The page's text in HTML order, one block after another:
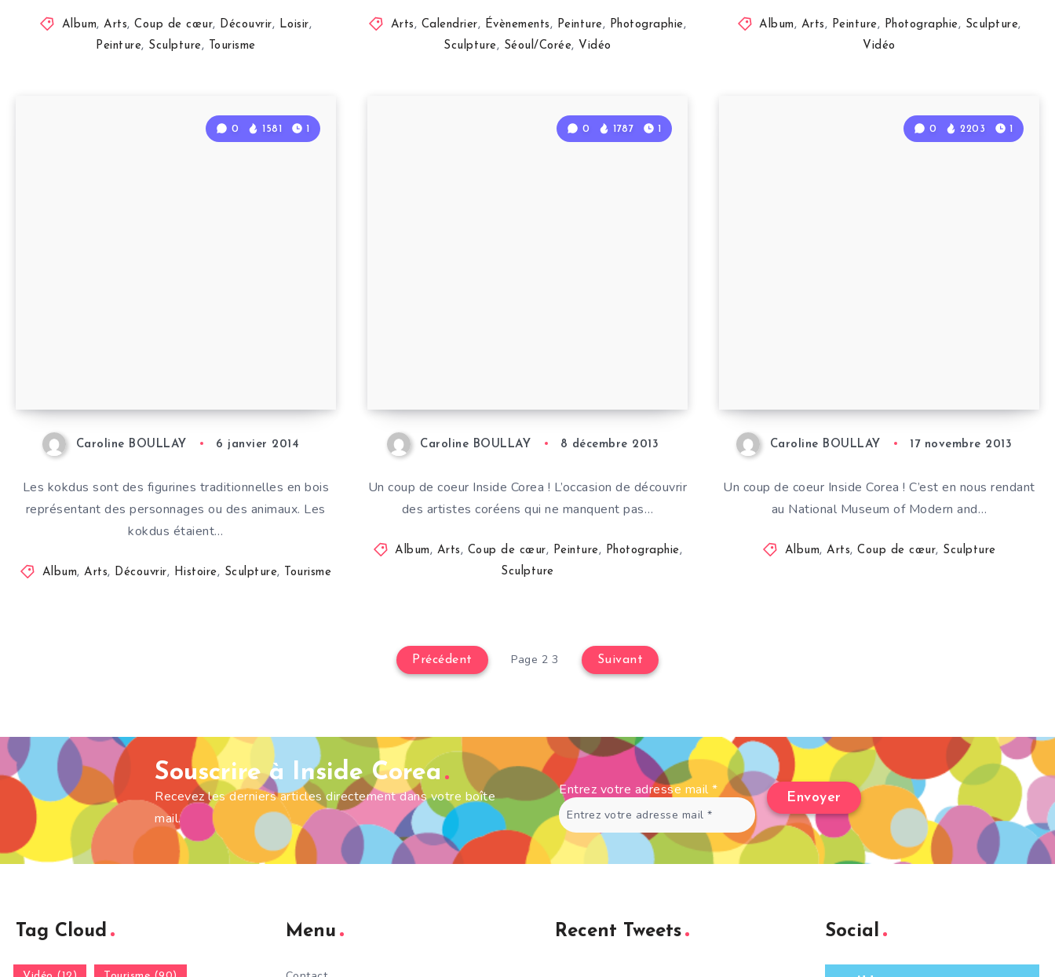
Album,Arts,Coup de cœur, Découvrir, Loisir,
Peinture, Sculpture, Tourisme
Arts , Calendrier, Évènements , Peinture, Photographie,
Sculpture, Séoul/Corée, Vidéo
Album , Arts , Peinture, Photographie, Sculpture,
Vidéo
0 1581 1
Caroline BOULLAY 6 janvier 2014
Les kokdus sont des figurines traditionnelles en bois
représentant des personnages ou des animaux. Les
kokdus étaient…
Album,Arts, Découvrir, Histoire, Sculpture, Tourisme
0 1787 1
Caroline BOULLAY 8 décembre 2013
Un coup de coeur Inside Corea ! L’occasion de découvrir
des artistes coréens qui ne manquent pas…
Album , Arts , Coup de cœur, Peinture, Photographie,
Sculpture
0 2203 1
Caroline BOULLAY 17 novembre 2013
Un coup de coeur Inside Corea ! C’est en nous rendant
au National Museum of Modern and…
Album,Arts,Coup de cœur, Sculpture
Précédent Page 2 3 Suivant
Souscrire à Inside Corea
Recevez les derniers articles directement dans votre boîte
mail.
Entrez votre adresse mail *
Tag Cloud Menu Recent Tweets Social